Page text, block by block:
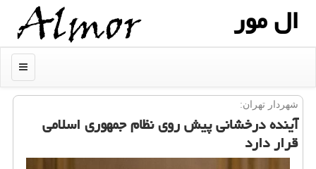
ال مور
منو
شهردار تهران:
آینده درخشانی پیش روی نظام جمهوری اسلامی
قرار دارد